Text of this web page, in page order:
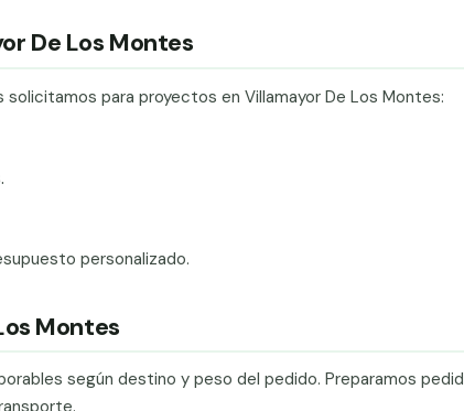
De Los Montes
para proyectos en Villamayor De Los Montes:
personalizado.
Montes
según destino y peso del pedido. Preparamos